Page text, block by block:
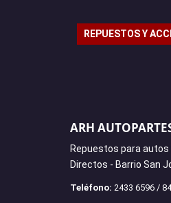
REPUESTOS Y
ARH
Repuestos para
Directos - Barrio San
Teléfono: 2433 6596 /